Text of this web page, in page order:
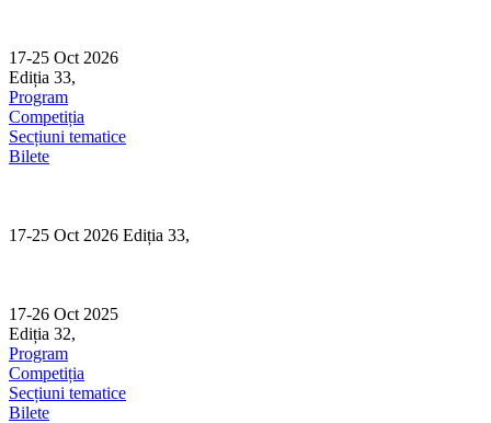
content
17-25 Oct 2026
Ediția 33,
Program
Competiția
Secțiuni tematice
Bilete
17-25 Oct 2026 Ediția 33,
17-26 Oct 2025
Ediția 32,
Program
Competiția
Secțiuni tematice
Bilete